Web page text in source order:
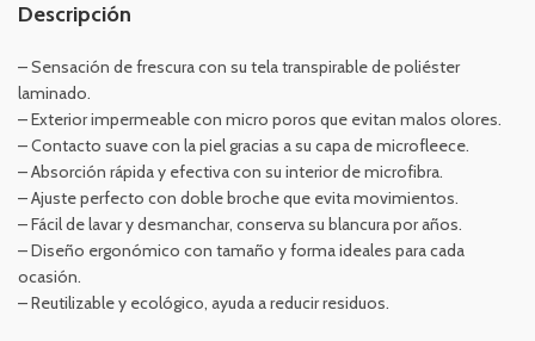
Descripción
– Sensación de frescura con su tela transpirable de poliéster
laminado.
– Exterior impermeable con micro poros que evitan malos olores.
– Contacto suave con la piel gracias a su capa de microfleece.
– Absorción rápida y efectiva con su interior de microfibra.
– Ajuste perfecto con doble broche que evita movimientos.
– Fácil de lavar y desmanchar, conserva su blancura por años.
– Diseño ergonómico con tamaño y forma ideales para cada
ocasión.
– Reutilizable y ecológico, ayuda a reducir residuos.